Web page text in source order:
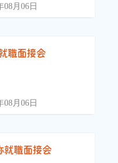
08月06日
職面接会
08月06日
就職面接会